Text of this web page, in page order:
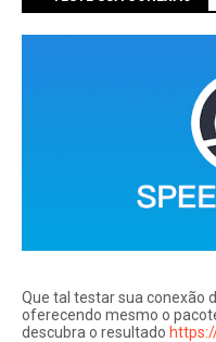
Que tal testar sua conexão
oferecendo mesmo o
descubra o resultado